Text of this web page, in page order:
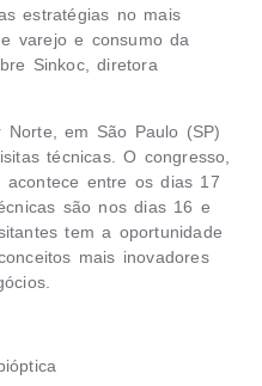
estratégias no mais
varejo e consumo da
Sinkoc, diretora
em São Paulo (SP)
técnicas. O congresso,
entre os dias 17
são nos dias 16 e
tem a oportunidade
mais inovadores